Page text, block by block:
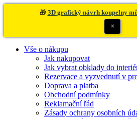
🎁 3D grafický návrh koupelny
×
Vše o nákupu
Jak nakupovat
Jak vybrat obklady do
Rezervace a vyzvednutí v
Doprava a platba
Obchodní podmínky
Reklamační řád
Zásady ochrany osobních